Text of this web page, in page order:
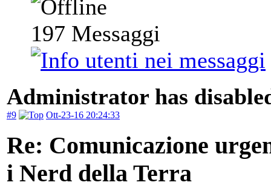
197 Messaggi
Administrator has
#9 Ott-23-16 20:24:33
Re: Comunicazione
i Nerd della Terra